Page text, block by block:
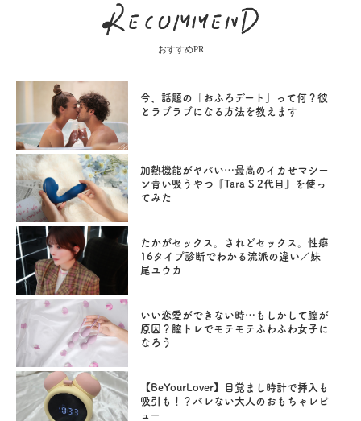
おすすめPR
今、話題の「おふろデート」って何？彼
とラブラブになる方法を教えます
加熱機能がヤバい…最高のイカせマシー
ン青い吸うやつ『Tara S 2代目』を使っ
てみた
たかがセックス。されどセックス。性癖
16タイプ診断でわかる流派の違い／妹
尾ユウカ
いい恋愛ができない時…もしかして膣が
原因？膣トレでモテモテふわふわ女子に
なろう
【BeYourLover】目覚まし時計で挿入も
吸引も！？バレない大人のおもちゃレビ
ュー